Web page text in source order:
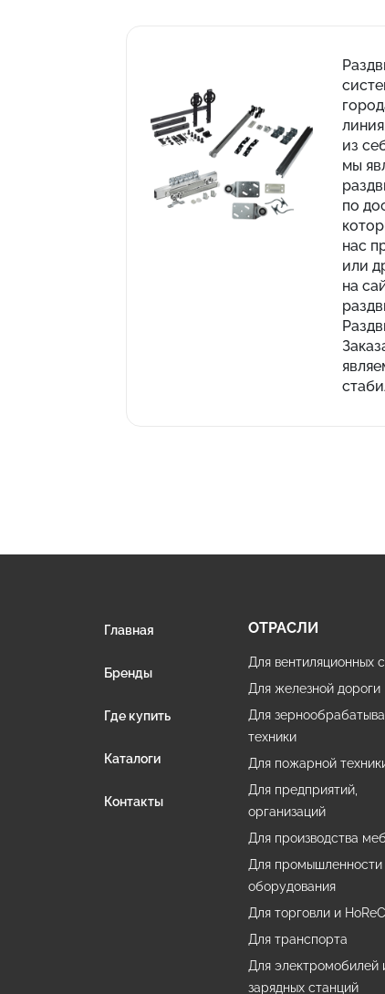
из
мы
по
нас
или
на
Главная
Бренды
Где купить
Каталоги
Контакты
ОТРАСЛИ
Для вентиляционных
Для железной дороги
Для
техники
Для пожарной
Для предприятий,
организаций
Для производства
Для промышленности
оборудования
Для торговли и
Для транспорта
Для электромобилей
зарядных станций